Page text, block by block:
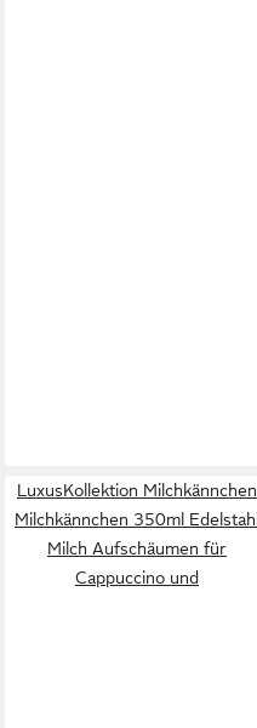
LuxusKollektion Milchkännchen
Milchkännchen 350ml Edelstahl
Milch Aufschäumen für
Cappuccino und